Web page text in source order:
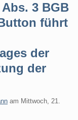
3 BGB
führt
der
der
am Mittwoch, 21.